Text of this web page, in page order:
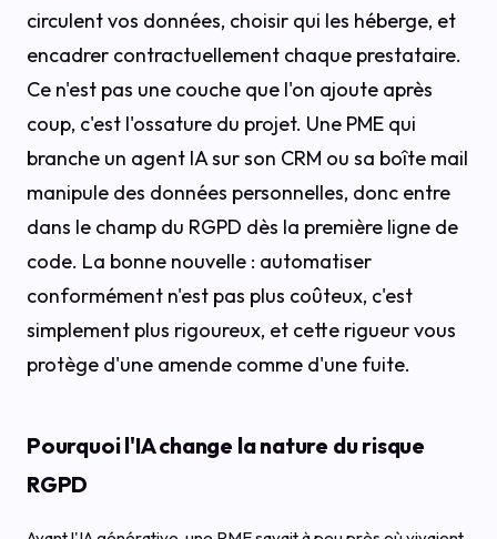
circulent vos données, choisir qui les héberge, et
encadrer contractuellement chaque prestataire.
Ce n'est pas une couche que l'on ajoute après
coup, c'est l'ossature du projet. Une PME qui
branche un agent IA sur son CRM ou sa boîte mail
manipule des données personnelles, donc entre
dans le champ du RGPD dès la première ligne de
code. La bonne nouvelle : automatiser
conformément n'est pas plus coûteux, c'est
simplement plus rigoureux, et cette rigueur vous
protège d'une amende comme d'une fuite.
Pourquoi l'IA change la nature du risque
RGPD